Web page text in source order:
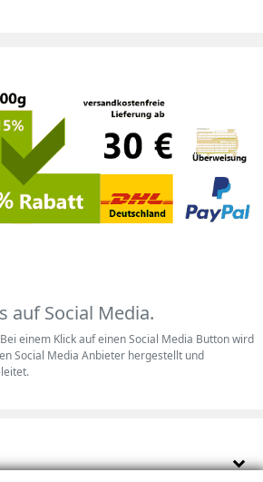
auf Social Media.
Bei einem Klick auf einen Social Media Button wird
Social Media Anbieter hergestellt und